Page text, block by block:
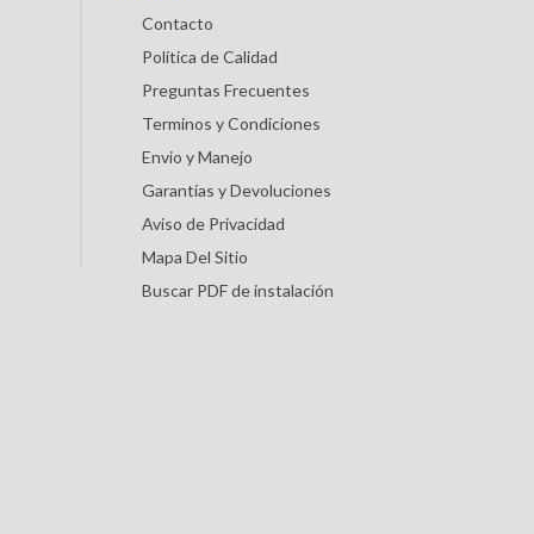
Contacto
Política de Calidad
Preguntas Frecuentes
Terminos y Condiciones
Envio y Manejo
Garantías y Devoluciones
Aviso de Privacidad
Mapa Del Sitio
Buscar PDF de instalación